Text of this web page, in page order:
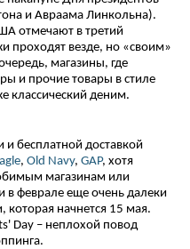
и Авраама Линкольна).
отмечают в третий
проходят везде, но «своим»
магазины, где
и прочие товары в стиле
классический деним.
и бесплатной доставкой
, Old Navy, GAP, хотя
магазинам или
в феврале еще очень далеки
начнется 15 мая.
Day – неплохой повод